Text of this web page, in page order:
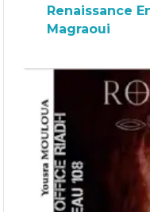
Renaissance
Magraoui